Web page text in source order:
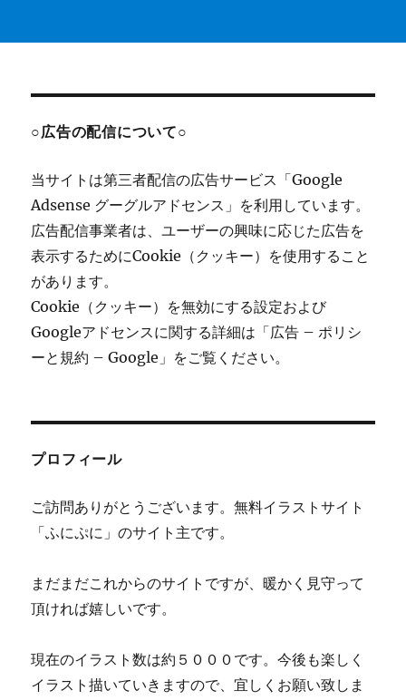
○広告の配信について○
当サイトは第三者配信の広告サービス「Google
Adsense グーグルアドセンス」を利用しています。
広告配信事業者は、ユーザーの興味に応じた広告を
表示するためにCookie（クッキー）を使用すること
があります。
Cookie（クッキー）を無効にする設定および
Googleアドセンスに関する詳細は「広告 – ポリシ
ーと規約 – Google」をご覧ください。
プロフィール
ご訪問ありがとうございます。無料イラストサイト
「ふにぷに」のサイト主です。
まだまだこれからのサイトですが、暖かく見守って
頂ければ嬉しいです。
現在のイラスト数は約５０００です。今後も楽しく
イラスト描いていきますので、宜しくお願い致しま